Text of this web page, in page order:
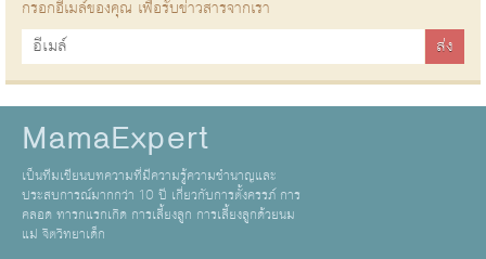
กรอกอีเมล์ของคุณ เพื่อรับข่าวสารจากเรา
MamaExpert
เป็นทีมเขียนบทความที่มีความรู้ความชำนาญและ
ประสบการณ์มากกว่า 10 ปี เกี่ยวกับการตั้งครรภ์ การ
คลอด ทารกแรกเกิด การเลี้ยงลูก การเลี้ยงลูกด้วยนม
แม่ จิตวิทยาเด็ก